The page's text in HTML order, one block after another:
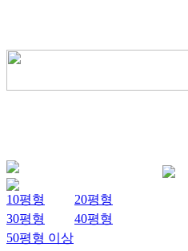
10평형
20평형
30평형
40평형
50평형 이상